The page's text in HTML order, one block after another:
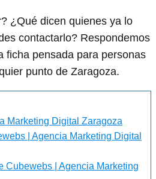
¿Qué dicen quienes ya lo
contactarlo? Respondemos
ficha pensada para personas
punto de Zaragoza.
Marketing Digital Zaragoza
| Agencia Marketing Digital
Cubewebs | Agencia Marketing